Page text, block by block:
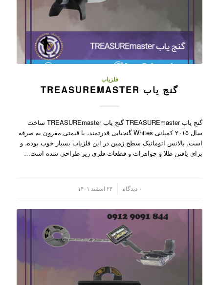
فلزیاب
گنج یاب TREASUREMASTER
گنج یاب TREASUREmaster گنج یاب TREASUREmaster ساخت
سال ۲۰۱۵ کمپانی Whites گنجیابی قدرتمند، با قیمتی مقرون به صرفه
است. بالانس اتوماتیک سطح زمین در این فلزیاب بسیار خوب بوده، و
برای یافتن طلا و جواهرات و قطعات فلزی ریز طراحی شده است…
۰ دیدگاه ۲۴ اسفند ۱۴۰۱